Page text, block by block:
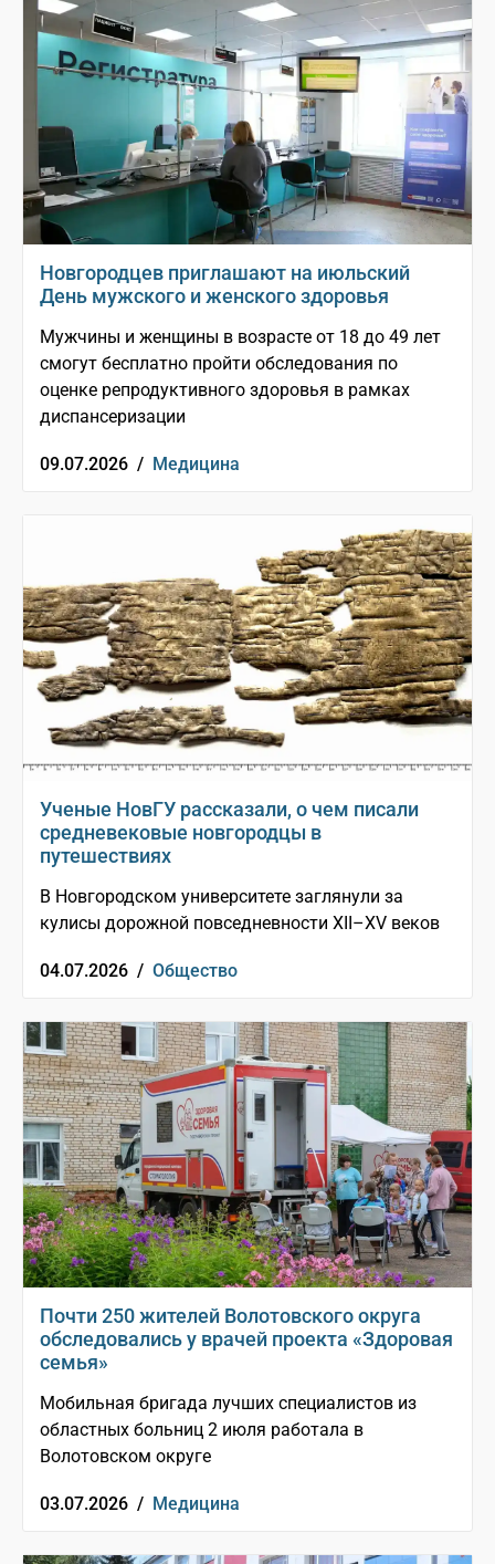
Новгородцев приглашают на июльский
День мужского и женского здоровья
Мужчины и женщины в возрасте от 18 до 49 лет
смогут бесплатно пройти обследования по
оценке репродуктивного здоровья в рамках
диспансеризации
09.07.2026 / Медицина
Ученые НовГУ рассказали, о чем писали
средневековые новгородцы в
путешествиях
В Новгородском университете заглянули за
кулисы дорожной повседневности XII–XV веков
04.07.2026 / Общество
Почти 250 жителей Волотовского округа
обследовались у врачей проекта «Здоровая
семья»
Мобильная бригада лучших специалистов из
областных больниц 2 июля работала в
Волотовском округе
03.07.2026 / Медицина